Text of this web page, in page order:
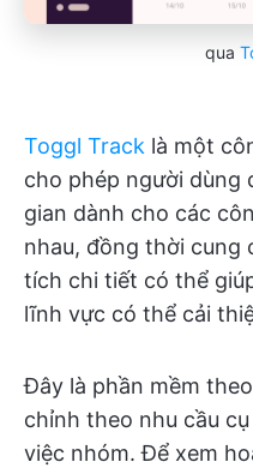
qua
Toggl Track là một
cho phép người dùng
gian dành cho các
nhau, đồng thời cung
tích chi tiết có thể
lĩnh vực có thể cải
Đây là phần mềm
chỉnh theo nhu cầu
việc nhóm. Để xem